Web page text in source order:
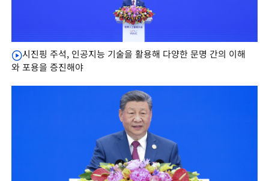
시진핑 주석, 인공지능 기술을 활용해 다양한 문명 간의 이해
와 포용을 증진해야